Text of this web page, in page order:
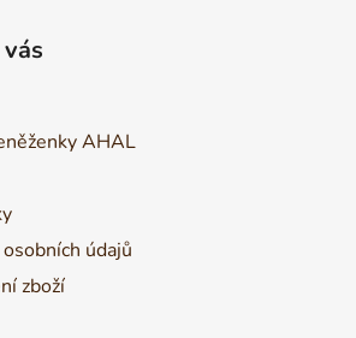
AHAL
údajů
zboží